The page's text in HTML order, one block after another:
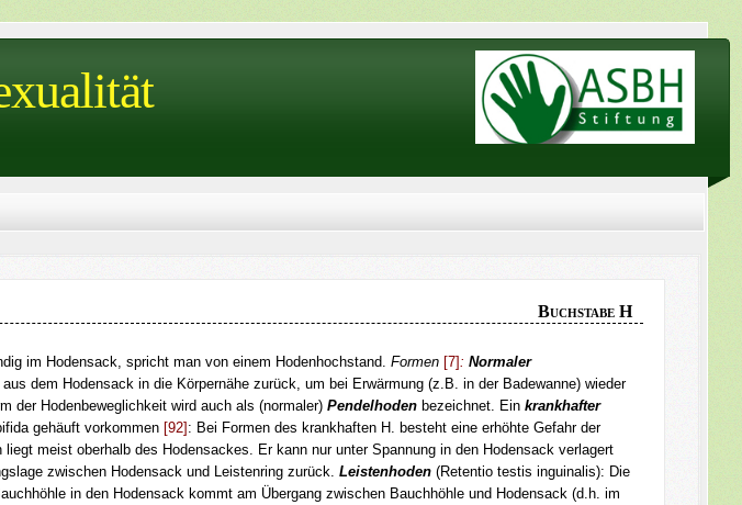
Buchstabe H
im Hodensack, spricht man von einem Hodenhochstand. Formen [7]: Normaler
dem Hodensack in die Körpernähe zurück, um bei Erwärmung (z.B. in der Badewanne) wieder
der Hodenbeweglichkeit wird auch als (normaler) Pendelhodenbezeichnet. Ein krankhafter
gehäuft vorkommen [92]: Bei Formen des krankhaften H. besteht eine erhöhte Gefahr der
liegt meist oberhalb des Hodensackes. Er kann nur unter Spannung in den Hodensack verlagert
zwischen Hodensack und Leistenring zurück. Leistenhoden (Retentio testis inguinalis): Die
in den Hodensack kommt am Übergang zwischen Bauchhöhle und Hodensack (d.h. im